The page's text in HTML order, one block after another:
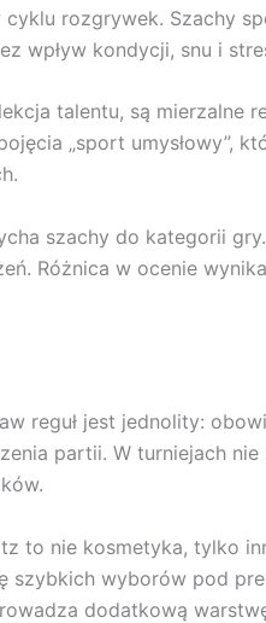
rozgrywek. Szachy
wpływ kondycji, snu i
talentu, są mierzalne
„sport umysłowy”,
szachy do kategorii
Różnica w ocenie
reguł jest jednolity:
partii. W turniejach nie
to nie kosmetyka, tylko
szybkich wyborów pod
dodatkową